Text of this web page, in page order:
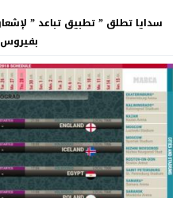
سدايا تطلق ” تطبيق تباعد ”
بفيروس